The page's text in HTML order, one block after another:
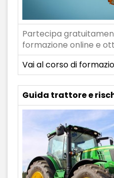
Partecipa
formazione online e
Vai al corso di
Guida trattore e